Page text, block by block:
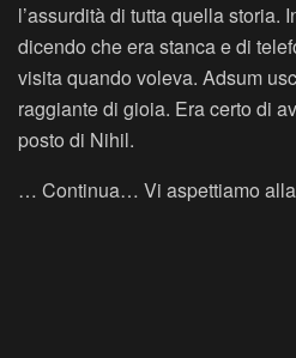
l’assurdità di tutta quella storia.
dicendo che era stanca e di
visita quando voleva. Adsum
raggiante di gioia. Era certo di
posto di Nihil.
… Continua… Vi aspettiamo